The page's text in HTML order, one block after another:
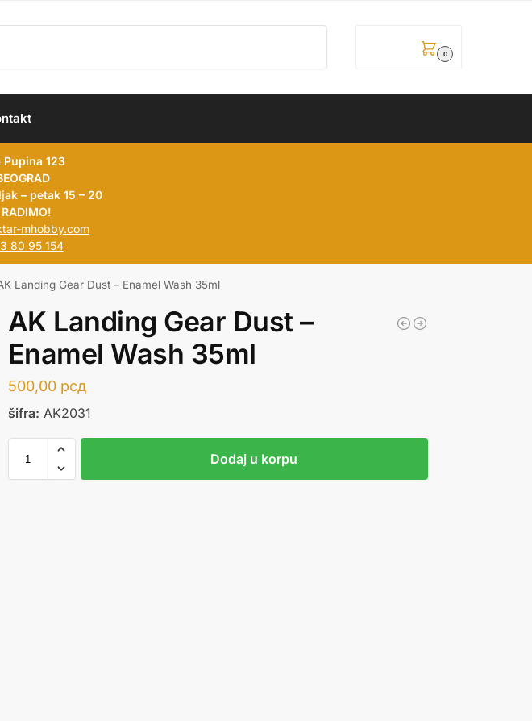
0
123
– petak 15 – 20
mhobby.com
80 95 154
Landing Gear Dust – Enamel Wash 35ml
AK Landing Gear Dust –
Enamel Wash 35ml
500,00 рсд
šifra: AK2031
Dodaj u korpu